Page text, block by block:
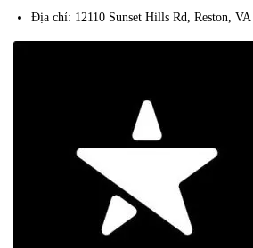
Địa chỉ: 12110 Sunset Hills Rd, Reston,